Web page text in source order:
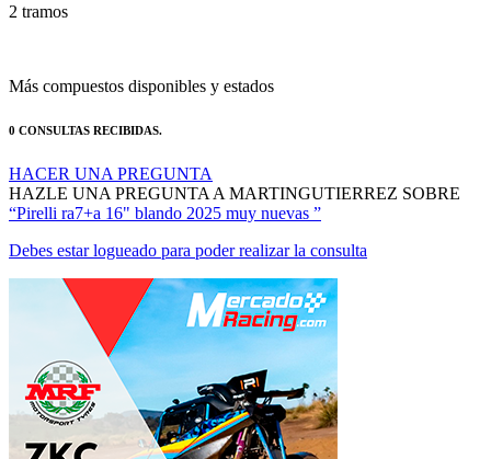
2 tramos
Más compuestos disponibles y estados
0 CONSULTAS RECIBIDAS.
HACER UNA PREGUNTA
HAZLE UNA PREGUNTA A MARTINGUTIERREZ SOBRE
“Pirelli ra7+a 16" blando 2025 muy nuevas ”
Debes estar logueado para poder realizar la consulta